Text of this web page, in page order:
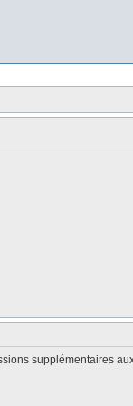
supplémentaires